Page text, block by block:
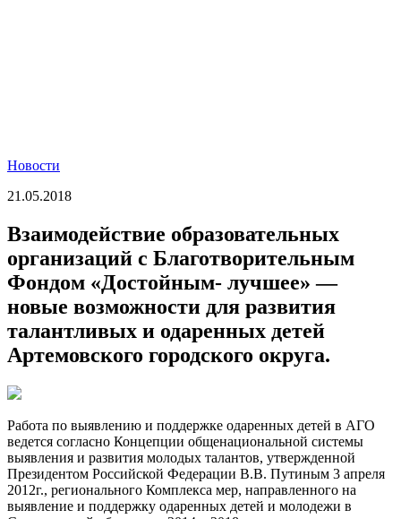
Новости
21.05.2018
Взаимодействие образовательных
организаций с Благотворительным
Фондом «Достойным- лучшее» —
новые возможности для развития
талантливых и одаренных детей
Артемовского городского округа.
Работа по выявлению и поддержке одаренных детей в АГО
ведется согласно Концепции общенациональной системы
выявления и развития молодых талантов, утвержденной
Президентом Российской Федерации В.В. Путиным 3 апреля
2012г., регионального Комплекса мер, направленного на
выявление и поддержку одаренных детей и молодежи в